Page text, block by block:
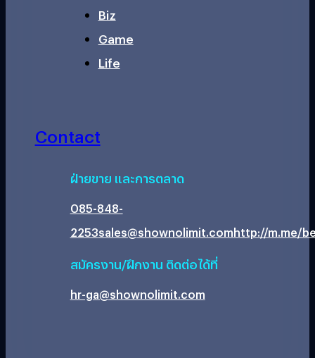
Biz
Game
Life
Contact
ฝ่ายขาย และการตลาด
085-848-
2253sales@shownolimit.comhttp://m.me/
สมัครงาน/ฝึกงาน ติดต่อได้ที่
hr-ga@shownolimit.com